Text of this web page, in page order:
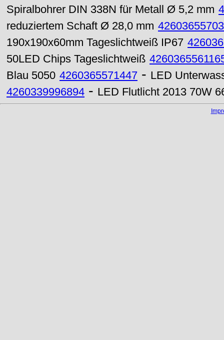
Spiralbohrer DIN 338N für Metall Ø 5,2 mm
reduziertem Schaft Ø 28,0 mm
190x190x60mm Tageslichtweiß IP67
50LED Chips Tageslichtweiß
Blau 5050 4260365571447 - LED
4260339996894 - LED Flutlicht 2013 70W